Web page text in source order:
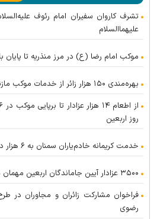
تشرف کاروان سفیران امام رئوف
علیهماالسلام
موکب امام رضا (ع) در مرز منذریه تا
بهره‌مندی ۱۵۰ هزار زائر از خدمات موکب مازندران در مرز مهران
روز اربعین
خدمت کریمانه خادم‌یاران سمنان به ۶ هزار دلداده حسینی
۳۵۰۰ عزادار آیین جاماندگان اربعین مهمان موکب رضوی سپیدان شدند
فراخوان مشارکت زائران و مجاوران
رضوی